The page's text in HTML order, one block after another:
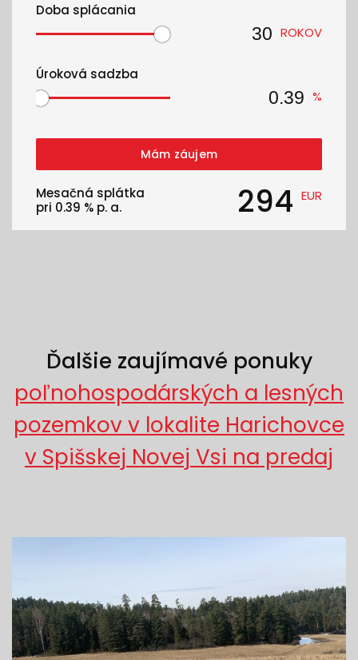
Doba splácania
ROKOV
Úroková sadzba
%
Mám záujem
Mesačná splátka
pri 0.39 % p. a. 294 EUR
Ďalšie zaujímavé ponuky
poľnohospodárských a lesných
pozemkov v lokalite Harichovce
v Spišskej Novej Vsi na predaj